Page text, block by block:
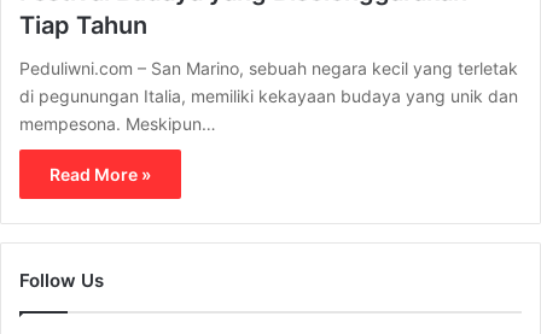
Tiap Tahun
Peduliwni.com – San Marino, sebuah negara kecil yang terletak
di pegunungan Italia, memiliki kekayaan budaya yang unik dan
mempesona. Meskipun…
Read More »
Follow Us